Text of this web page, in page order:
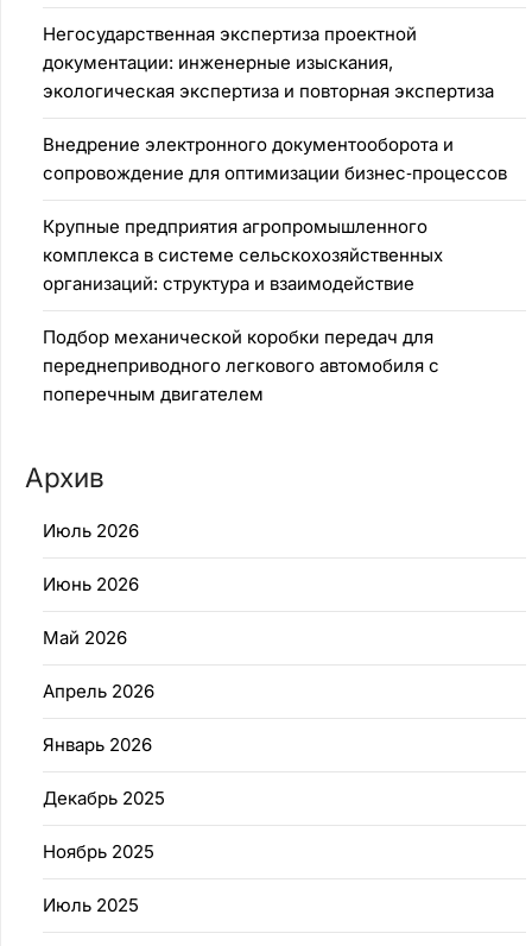
Негосударственная экспертиза проектной
документации: инженерные изыскания,
экологическая экспертиза и повторная экспертиза
Внедрение электронного документооборота и
сопровождение для оптимизации бизнес‑процессов
Крупные предприятия агропромышленного
комплекса в системе сельскохозяйственных
организаций: структура и взаимодействие
Подбор механической коробки передач для
переднеприводного легкового автомобиля с
поперечным двигателем
Архив
Июль 2026
Июнь 2026
Май 2026
Апрель 2026
Январь 2026
Декабрь 2025
Ноябрь 2025
Июль 2025